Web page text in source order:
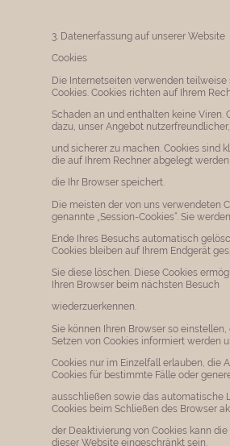
3. Datenerfassung auf unserer Website
Cookies
Die Internetseiten verwenden teilweise
Cookies. Cookies richten auf Ihrem
Schaden an und enthalten keine Viren.
dazu, unser Angebot
und sicherer zu machen. Cookies sind
die auf Ihrem Rechner abgelegt
die Ihr Browser speichert.
Die meisten der von uns verwendeten
genannte „Session-Cookies“. Sie
Ende Ihres Besuchs automatisch
Cookies bleiben auf Ihrem Endgerät
Sie diese löschen. Diese Cookies
Ihren Browser beim nächsten Besuch
wiederzuerkennen.
Sie können Ihren Browser so einstellen,
Setzen von Cookies informiert werden
Cookies nur im Einzelfall erlauben, die
Cookies für bestimmte Fälle oder
ausschließen sowie das automatische
Cookies beim Schließen des Browser
der Deaktivierung von Cookies kann
dieser Website eingeschränkt sein.